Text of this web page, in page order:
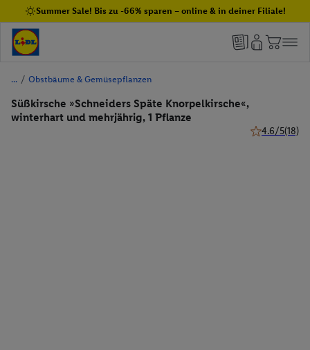
Summer Sale! Bis zu -66% sparen – online & in deiner Filiale!
/ Obstbäume & Gemüsepflanzen
Süßkirsche »Schneiders Späte Knorpelkirsche«,
winterhart und mehrjährig, 1 Pflanze
4.6/5(18)